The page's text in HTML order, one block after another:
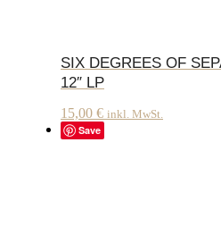
SIX DEGREES OF
12″ LP
15,00 € inkl. MwSt.
Save